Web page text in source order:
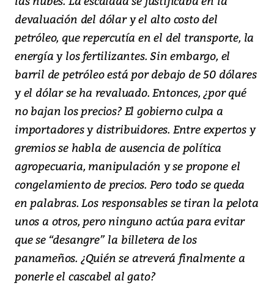
devaluación del dólar y el alto costo del
petróleo, que repercutía en el del transporte, la
energía y los fertilizantes. Sin embargo, el
barril de petróleo está por debajo de 50 dólares
y el dólar se ha revaluado. Entonces, ¿por qué
no bajan los precios? El gobierno culpa a
importadores y distribuidores. Entre expertos y
gremios se habla de ausencia de política
agropecuaria, manipulación y se propone el
congelamiento de precios. Pero todo se queda
en palabras. Los responsables se tiran la pelota
unos a otros, pero ninguno actúa para evitar
que se “desangre” la billetera de los
panameños. ¿Quién se atreverá finalmente a
ponerle el cascabel al gato?